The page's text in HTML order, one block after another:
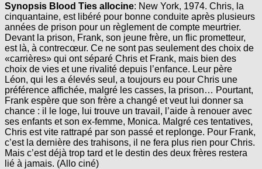
Synopsis Blood Ties allocine: New York, 1974. Chris, la
cinquantaine, est libéré pour bonne conduite après plusieurs
années de prison pour un règlement de compte meurtrier.
Devant la prison, Frank, son jeune frère, un flic prometteur,
est là, à contrecœur. Ce ne sont pas seulement des choix de
«carrières» qui ont séparé Chris et Frank, mais bien des
choix de vies et une rivalité depuis l’enfance. Leur père
Léon, qui les a élevés seul, a toujours eu pour Chris une
préférence affichée, malgré les casses, la prison… Pourtant,
Frank espère que son frère a changé et veut lui donner sa
chance : il le loge, lui trouve un travail, l’aide à renouer avec
ses enfants et son ex-femme, Monica. Malgré ces tentatives,
Chris est vite rattrapé par son passé et replonge. Pour Frank,
c’est la dernière des trahisons, il ne fera plus rien pour Chris.
Mais c’est déjà trop tard et le destin des deux frères restera
lié à jamais. (Allo ciné)